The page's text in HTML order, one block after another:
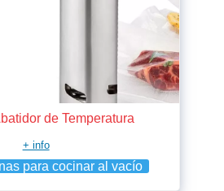
de Temperatura
+ info
para cocinar al vacío